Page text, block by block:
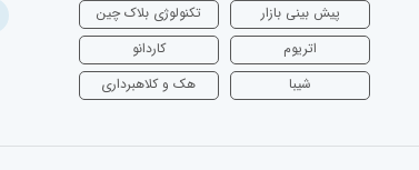
پیش بینی بازار
تکنولوژی بلاک چین
اتریوم
‌کاردانو
شیبا
هک و کلاهبرداری